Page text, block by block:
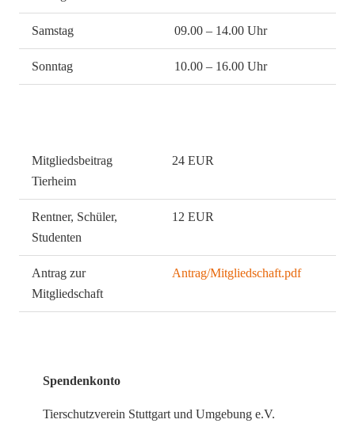
Samstag 09.00 – 14.00 Uhr
Sonntag 10.00 – 16.00 Uhr
Mitgliedsbeitrag
Tierheim
24 EUR
Rentner, Schüler,
Studenten
12 EUR
Antrag zur
Mitgliedschaft
Antrag/Mitgliedschaft.pdf
Spendenkonto
Tierschutzverein Stuttgart und Umgebung e.V.